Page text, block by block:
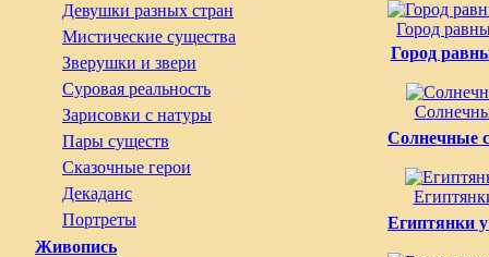
Девушки разных стран
Мистические существа
Зверушки и звери
Суровая реальность
Зарисовки с натуры
Пары существ
Сказочные герои
Декаданс
Портреты
Живопись
Город
Город
Солнечные
Египтянки у